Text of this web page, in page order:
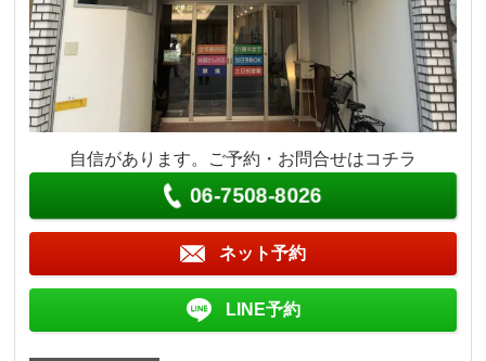
自信があります。ご予約・お問合せはコチラ
06-7508-8026
ネット予約
LINE予約